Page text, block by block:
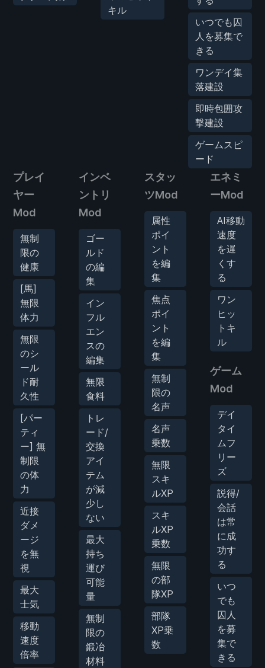
キル
いつでも囚
人を募集で
きる
ワンデイ集
落建設
即時包囲攻
撃建設
ゲームスピ
ード
プレイ
ヤー
Mod
無制
限の
健康
[馬]
無限
体力
無限
のシ
ール
ド耐
久性
[パー
ティ
ー] 無
制限
の体
力
近接
ダメ
ージ
を無
視
最大
士気
移動
速度
倍率
インベ
ントリ
Mod
ゴー
ルド
の編
集
イン
フル
エン
スの
編集
無限
食料
トレ
ード/
交換
アイ
テム
が減
少し
ない
最大
持ち
運び
可能
量
無制
限の
鍛冶
材料
スタッ
ツMod
属性
ポイ
ント
を編
集
焦点
ポイ
ント
を編
集
無制
限の
名声
名声
乗数
無限
スキ
ルXP
スキ
ルXP
乗数
無限
の部
隊XP
部隊
XP乗
数
エネミ
ーMod
AI移動
速度
を遅
くす
る
ワン
ヒッ
トキ
ル
ゲーム
Mod
デイ
タイ
ムフ
リー
ズ
説得/
会話
は常
に成
功す
る
いつ
でも
囚人
を募
集で
きる